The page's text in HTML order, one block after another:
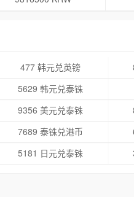
477 韩元兑英镑
5629 韩元兑泰铢
9356 美元兑泰铢
7689 泰铢兑港币
5181 日元兑泰铢